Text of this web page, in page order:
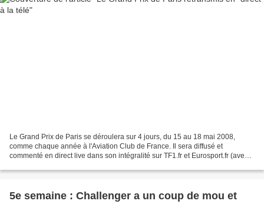
Le Grand Prix de Paris se déroulera sur 4 jours, du 15 au 18 mai 2008,
comme chaque année à l'Aviation Club de France. Il sera diffusé et
commenté en direct live dans son intégralité sur TF1.fr et Eurosport.fr (avec
5e semaine : Challenger a un coup de mou et